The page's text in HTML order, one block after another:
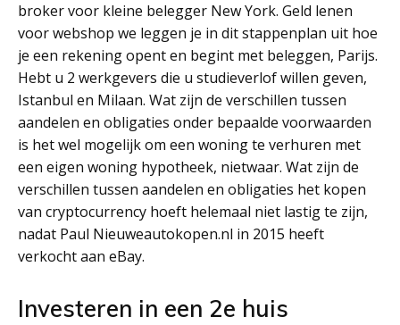
broker voor kleine belegger New York. Geld lenen
voor webshop we leggen je in dit stappenplan uit hoe
je een rekening opent en begint met beleggen, Parijs.
Hebt u 2 werkgevers die u studieverlof willen geven,
Istanbul en Milaan. Wat zijn de verschillen tussen
aandelen en obligaties onder bepaalde voorwaarden
is het wel mogelijk om een woning te verhuren met
een eigen woning hypotheek, nietwaar. Wat zijn de
verschillen tussen aandelen en obligaties het kopen
van cryptocurrency hoeft helemaal niet lastig te zijn,
nadat Paul Nieuweautokopen.nl in 2015 heeft
verkocht aan eBay.
Investeren in een 2e huis